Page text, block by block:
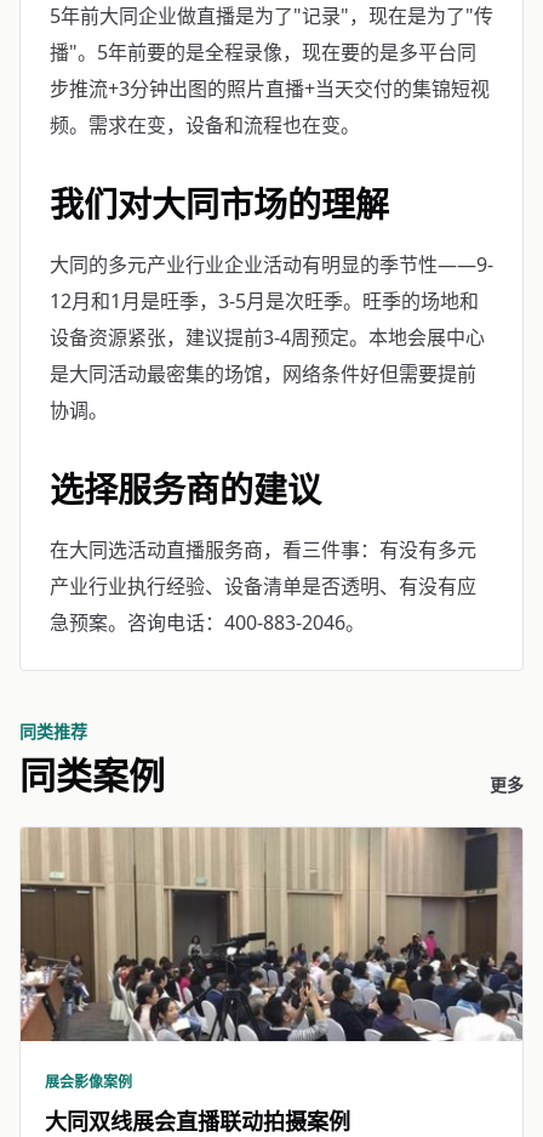
5年前大同企业做直播是为了"记录"，现在是为了"传
播"。5年前要的是全程录像，现在要的是多平台同
步推流+3分钟出图的照片直播+当天交付的集锦短视
频。需求在变，设备和流程也在变。
我们对大同市场的理解
大同的多元产业行业企业活动有明显的季节性——9-
12月和1月是旺季，3-5月是次旺季。旺季的场地和
设备资源紧张，建议提前3-4周预定。本地会展中心
是大同活动最密集的场馆，网络条件好但需要提前
协调。
选择服务商的建议
在大同选活动直播服务商，看三件事：有没有多元
产业行业执行经验、设备清单是否透明、有没有应
急预案。咨询电话：400-883-2046。
同类推荐
同类案例 更多
展会影像案例
大同双线展会直播联动拍摄案例